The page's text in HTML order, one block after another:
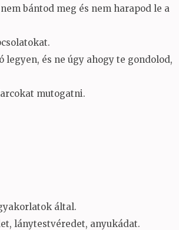
bántod meg és nem harapod le a
legyen, és ne úgy ahogy te gondolod,
mutogatni.
által.
lánytestvéredet, anyukádat.